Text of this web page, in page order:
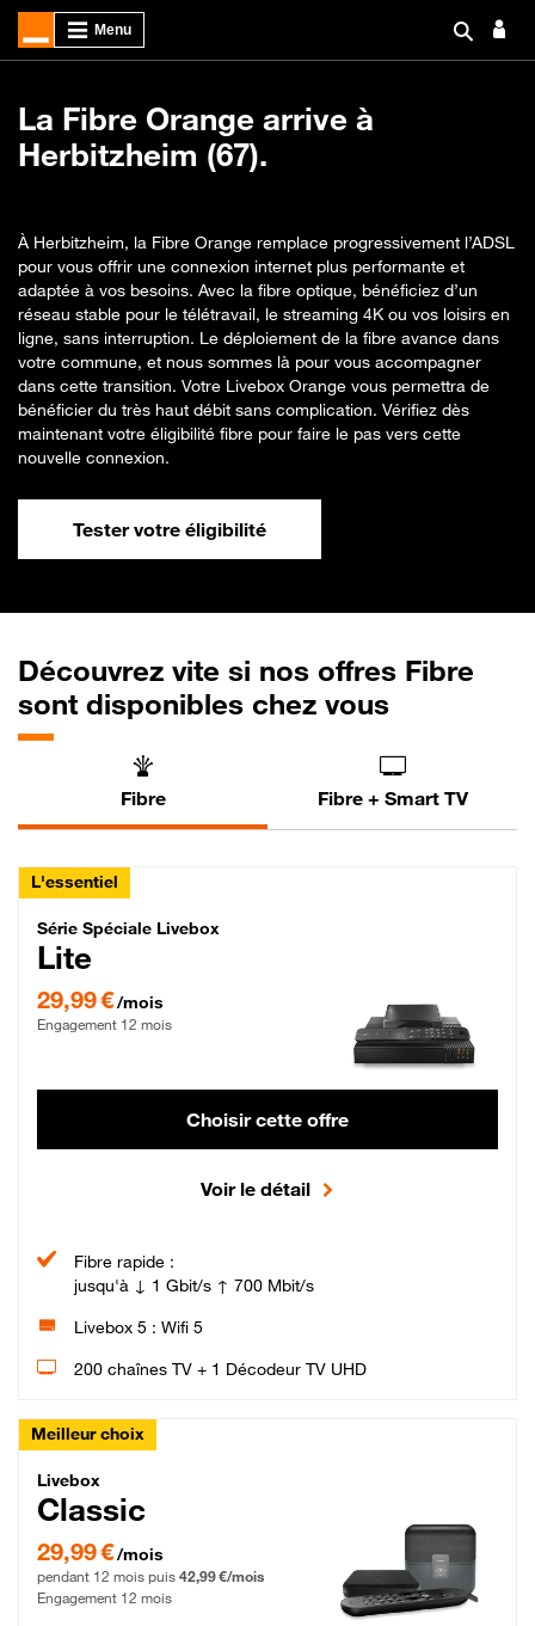
La Fibre Orange arrive à
Herbitzheim (67).
À Herbitzheim, la Fibre Orange remplace progressivement l’ADSL
pour vous offrir une connexion internet plus performante et
adaptée à vos besoins. Avec la fibre optique, bénéficiez d’un
réseau stable pour le télétravail, le streaming 4K ou vos loisirs en
ligne, sans interruption. Le déploiement de la fibre avance dans
votre commune, et nous sommes là pour vous accompagner
dans cette transition. Votre Livebox Orange vous permettra de
bénéficier du très haut débit sans complication. Vérifiez dès
maintenant votre éligibilité fibre pour faire le pas vers cette
nouvelle connexion.
Tester votre éligibilité
Découvrez vite si nos offres Fibre
sont disponibles chez vous
Fibre Fibre + Smart TV
L'essentiel
Série Spéciale Livebox Lite Fibre
Série Spéciale Livebox
Lite
29,99 €/mois
Engagement 12 mois
Choisir cette offre
Voir le détail
Fibre rapide :
jusqu'à ↓ 1 Gbit/s ↑ 700 Mbit/s
Livebox 5 : Wifi 5
200 chaînes TV + 1 Décodeur TV UHD
Meilleur choix
Livebox Classic Fibre
Livebox
Classic
29,99 € par mois pendant 12 mois puis 42,99 € par mois, Engagement 12 mois
29,99 €/mois
pendant 12 mois puis 42,99 €/mois
Engagement 12 mois